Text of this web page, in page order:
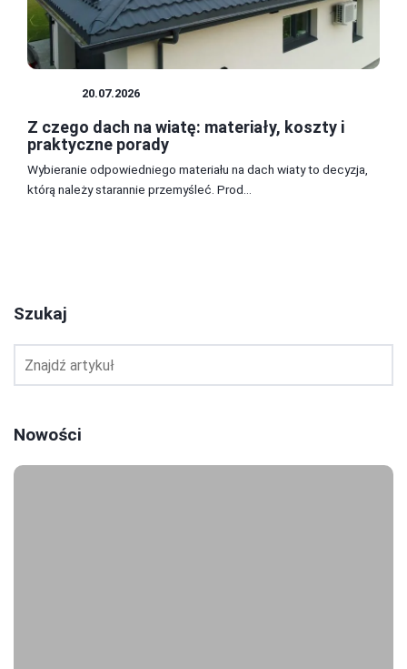
20.07.2026
Z czego dach na wiatę: materiały, koszty i
praktyczne porady
Wybieranie odpowiedniego materiału na dach wiaty to decyzja,
którą należy starannie przemyśleć. Prod...
Szukaj
Nowości